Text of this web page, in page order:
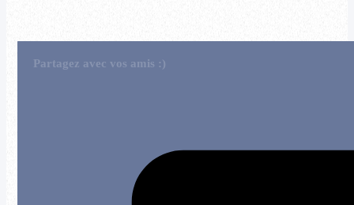
Partagez avec vos amis :)